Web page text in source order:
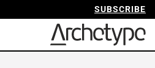
SUBSCRIBE